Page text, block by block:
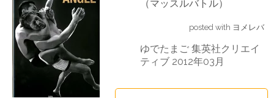
（マッスルバトル）
posted with ヨメレバ
ゆでたまご 集英社クリエイ
ティブ 2012年03月